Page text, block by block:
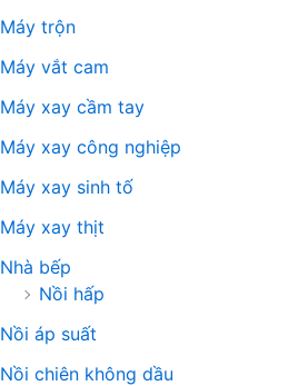
Máy trộn
Máy vắt cam
Máy xay cầm tay
Máy xay công nghiệp
Máy xay sinh tố
Máy xay thịt
Nhà bếp
Nồi hấp
Nồi áp suất
Nồi chiên không dầu